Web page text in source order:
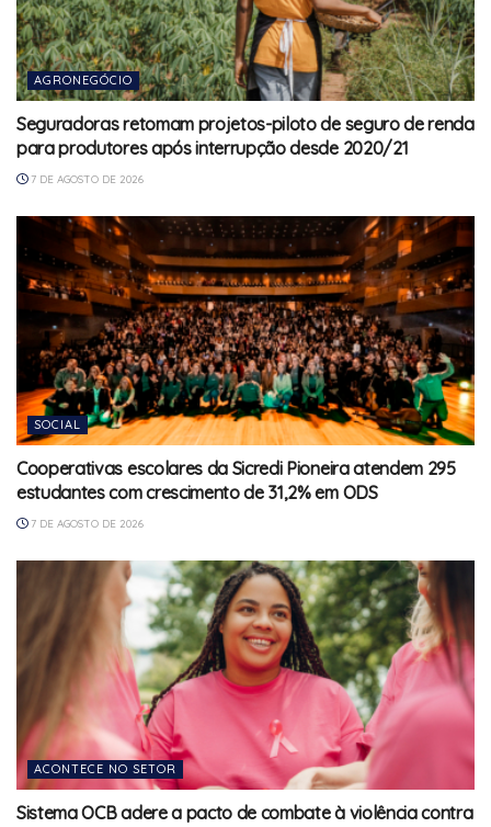
AGRONEGÓCIO
Seguradoras retomam projetos-piloto de seguro de renda
para produtores após interrupção desde 2020/21
7 DE AGOSTO DE 2026
SOCIAL
Cooperativas escolares da Sicredi Pioneira atendem 295
estudantes com crescimento de 31,2% em ODS
7 DE AGOSTO DE 2026
ACONTECE NO SETOR
Sistema OCB adere a pacto de combate à violência contra